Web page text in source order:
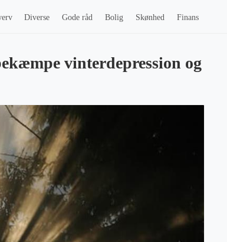
Diverse Gode råd Bolig Skønhed Finans
vinterdepression og